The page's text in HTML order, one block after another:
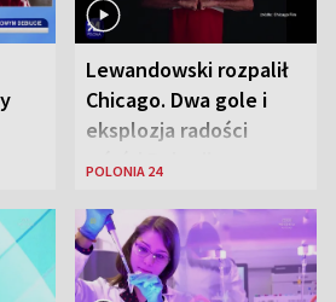
Lewandowski rozpalił
Chicago. Dwa gole i
eksplozja radości
wśród Polonii
POLONIA 24